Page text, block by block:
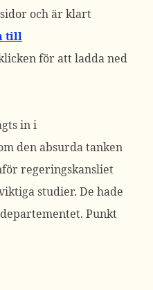
och är klart
till
för att ladda ned
in i
den absurda tanken
regeringskansliet
studier. De hade
Punkt